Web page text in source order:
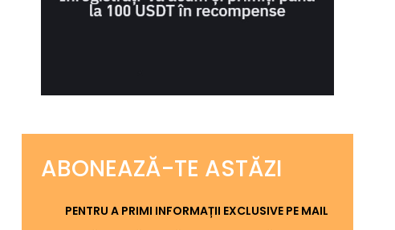
ABONEAZĂ-TE ASTĂZI
PENTRU A PRIMI INFORMAȚII EXCLUSIVE PE MAIL